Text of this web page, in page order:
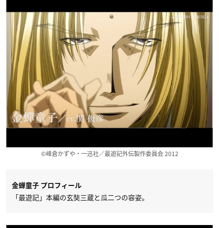
©峰倉かずや・一迅社／最遊記外伝製作委員会 2012
金蝉童子 プロフィール
「最遊記」本編の玄奘三蔵と瓜二つの容姿。